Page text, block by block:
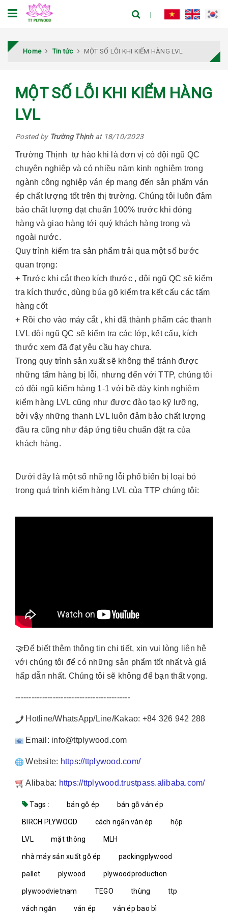
Home Tin tức MỘT SỐ LỖI KHI KIỂM HÀNG LVL
MỘT SỐ LỖI KHI KIỂM HÀNG
LVL
Posted by Trường Thịnhat 18/10/2023
Trường Thịnh tự hào khi là đơn vị có đội ngũ QC
chuyên nghiệp và có nhiều năm kinh nghiệm trong
ngành công nghiệp ván ép mang đến sản phẩm ván
ép chất lượng tốt trên thị trường. Chúng tôi luôn đảm
bảo chất lượng đạt chuẩn 100% trước khi đóng
hàng và giao hàng tới quý khách hàng trong và
ngoài nước.
Quy trình kiểm tra sản phẩm trải qua một số bước
quan trọng:
+ Trước khi cắt theo kích thước , đội ngũ QC sẽ kiểm
tra kích thước, dùng búa gõ kiểm tra kết cấu các tấm
hàng cốt
+ Rồi cho vào máy cắt , khi đã thành phẩm các thanh
LVL đội ngũ QC sẽ kiểm tra các lớp, kết cấu, kích
thước xem đã đạt yêu cầu hay chưa.
Trong quy trình sản xuất sẽ không thể tránh được
những tấm hàng bị lỗi, nhưng đến với TTP, chúng tôi
có đội ngũ kiểm hàng 1-1 với bề dày kinh nghiệm
kiểm hàng LVL cũng như được đào tạo kỹ lưỡng,
bởi vậy những thanh LVL luôn đảm bảo chất lượng
đầu ra cũng như đáp ứng tiêu chuẩn đặt ra của
khách hàng.
Dưới đây là một số những lỗi phổ biến bị loại bỏ
trong quá trình kiểm hàng LVL của TTP chúng tôi:
🤝Để biết thêm thông tin chi tiết, xin vui lòng liên hệ
với chúng tôi để có những sản phẩm tốt nhất và giá
hấp dẫn nhất. Chúng tôi sẽ không để bạn thất vọng.
-------------------------------------------
Hotline/WhatsApp/Line/Kakao: +84 326 942 288
Email: info@ttplywood.com
Website: https://ttplywood.com/
Alibaba: https://ttplywood.trustpass.alibaba.com/
Tags : bán gỗ ép bán gỗ ván ép
BIRCH PLYWOOD cách ngăn ván ép hộp
LVL mặt thông MLH
nhà máy sản xuất gỗ ép packingplywood
pallet plywood plywoodproduction
plywoodvietnam TEGO thùng ttp
vách ngăn ván ép ván ép bao bì